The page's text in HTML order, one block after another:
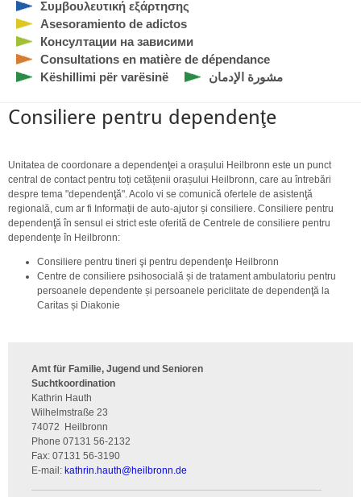
Συμβουλευτική εξάρτησης
Asesoramiento de adictos
Консултации на зависими
Consultations en matière de dépendance
Këshillimi për varësinë
مشورة الإدمان
Consiliere pentru dependenţe
Unitatea de coordonare a dependenţei a orașului Heilbronn este un punct
central de contact pentru toți cetățenii orașului Heilbronn, care au întrebări
despre tema "dependenţă". Acolo vi se comunică ofertele de asistenţă
regională, cum ar fi Informații de auto-ajutor și consiliere. Consiliere pentru
dependenţă în sensul ei strict este oferită de Centrele de consiliere pentru
dependenţe în Heilbronn:
Consiliere pentru tineri şi pentru dependenţe Heilbronn
Centre de consiliere psihosocială și de tratament ambulatoriu pentru
persoanele dependente și persoanele periclitate de dependenţă la
Caritas și Diakonie
Amt für Familie, Jugend und Senioren
Suchtkoordination
Kathrin Hauth
Wilhelmstraße 23
74072
Heilbronn
Phone 07131 56-2132
Fax: 07131 56-3190
E-mail: kathrin.hauth@heilbronn.de